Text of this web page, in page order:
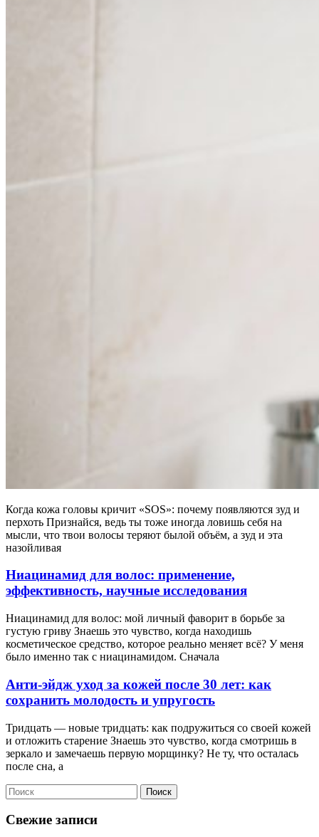
Когда кожа головы кричит «SOS»: почему появляются зуд и
перхоть Признайся, ведь ты тоже иногда ловишь себя на
мысли, что твои волосы теряют былой объём, а зуд и эта
назойливая
Ниацинамид для волос: применение,
эффективность, научные исследования
Ниацинамид для волос: мой личный фаворит в борьбе за
густую гриву Знаешь это чувство, когда находишь
косметическое средство, которое реально меняет всё? У меня
было именно так с ниацинамидом. Сначала
Анти-эйдж уход за кожей после 30 лет: как
сохранить молодость и упругость
Тридцать — новые тридцать: как подружиться со своей кожей
и отложить старение Знаешь это чувство, когда смотришь в
зеркало и замечаешь первую морщинку? Не ту, что осталась
после сна, а
Поиск
Свежие записи